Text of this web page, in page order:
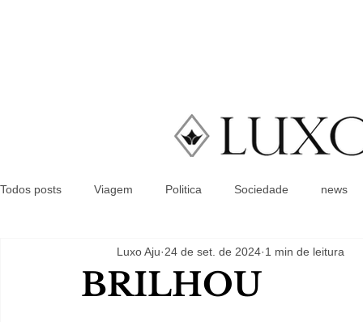
Todos posts Viagem Politica Sociedade news
BRILHOU
Luxo Aju 24 de set. de 2024 1 min de leitura